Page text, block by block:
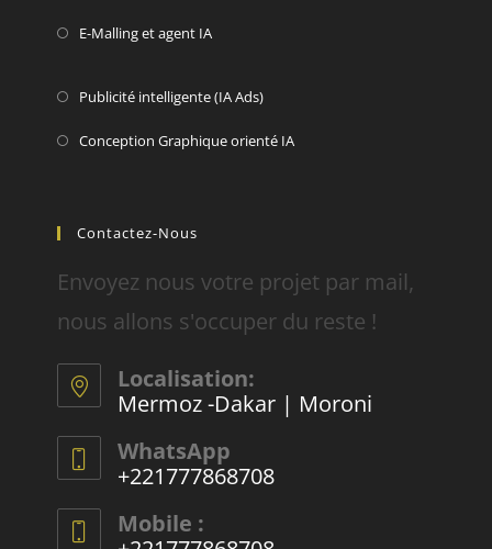
E-Malling et agent IA
Publicité intelligente (IA Ads)
Conception Graphique orienté IA
Contactez-Nous
Envoyez nous votre projet par mail,
nous allons s'occuper du reste !
Localisation:
Mermoz -Dakar | Moroni
WhatsApp
+221777868708
Mobile :